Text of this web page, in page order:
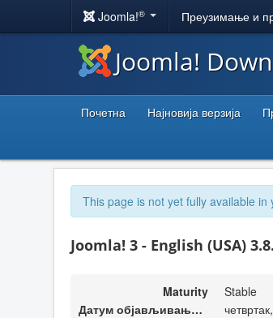
Joomla!® Преузимање и
Joomla!
Почетна Најновија верзија
This page is not yet fully available
Joomla! 3 - English (USA)
Maturity
Stable
Датум објављивања верзије